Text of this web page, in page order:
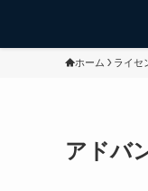
ホーム ライセ
アドバ